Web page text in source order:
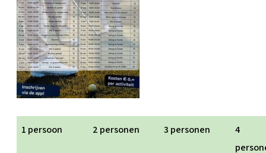
1 persoon 2 personen 3 personen
4